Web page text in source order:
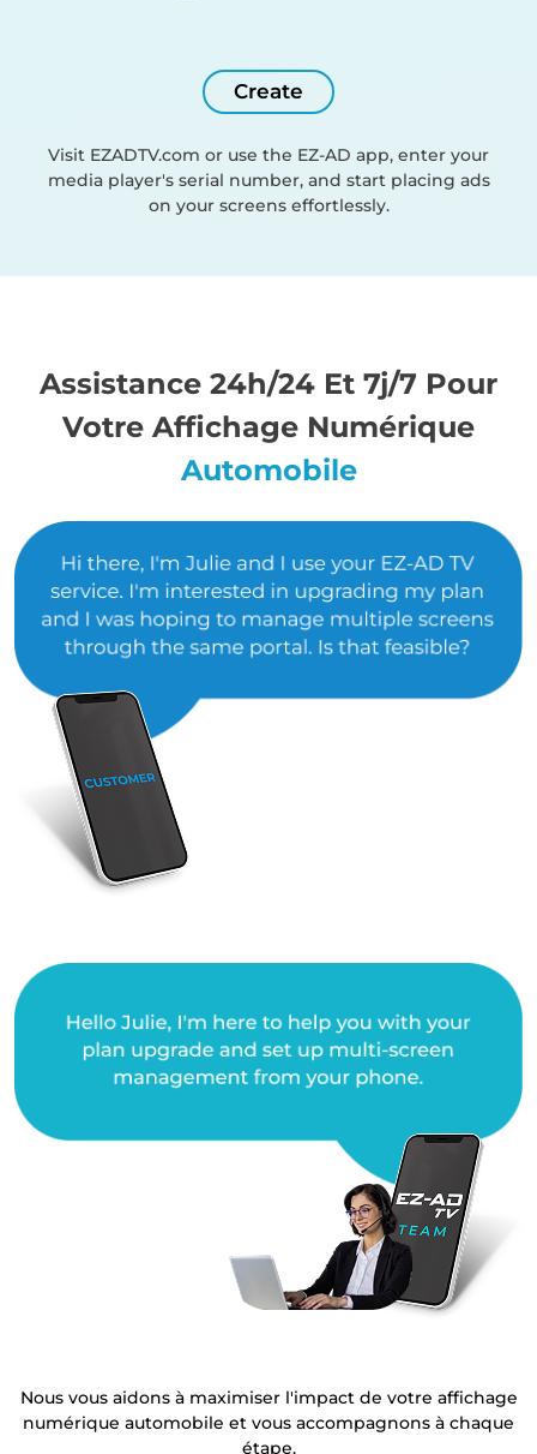
Create
Visit EZADTV.com or use the EZ-AD app, enter your
media player's serial number, and start placing ads
on your screens effortlessly.
Assistance 24h/24 Et 7j/7 Pour
Votre Affichage Numérique
Automobile
Nous vous aidons à maximiser l'impact de votre affichage
numérique automobile et vous accompagnons à chaque
étape.